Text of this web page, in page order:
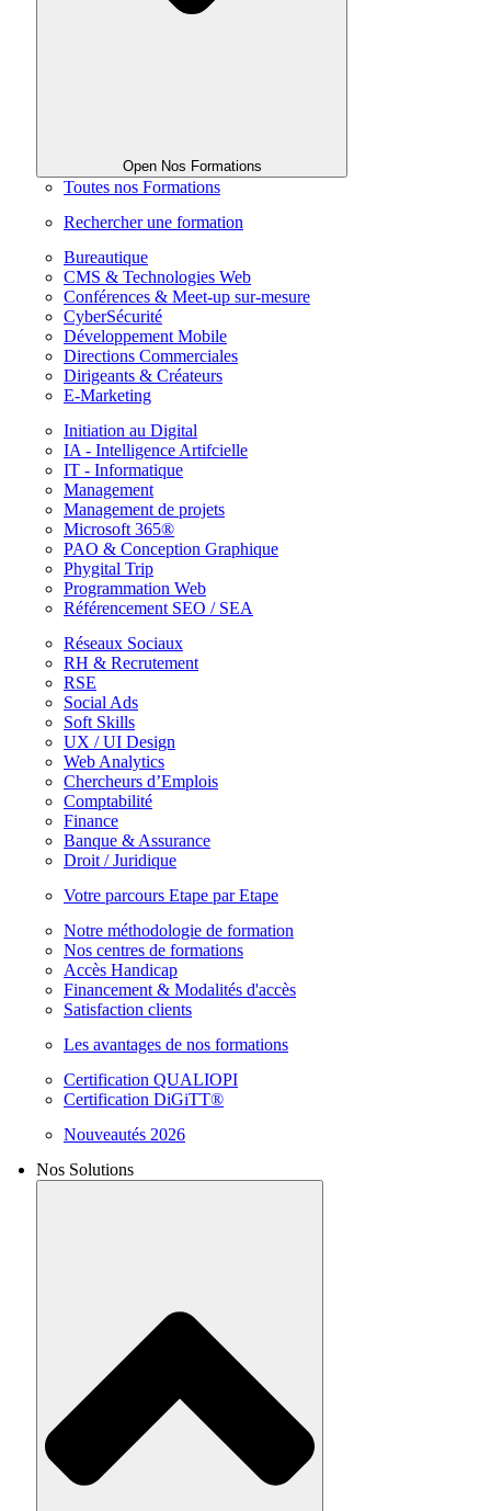
Open Nos Formations
Toutes nos Formations
Rechercher une formation
Bureautique
CMS & Technologies Web
Conférences & Meet-up sur-mesure
CyberSécurité
Développement Mobile
Directions Commerciales
Dirigeants & Créateurs
E-Marketing
Initiation au Digital
IA - Intelligence Artifcielle
IT - Informatique
Management
Management de projets
Microsoft 365®
PAO & Conception Graphique
Phygital Trip
Programmation Web
Référencement SEO / SEA
Réseaux Sociaux
RH & Recrutement
RSE
Social Ads
Soft Skills
UX / UI Design
Web Analytics
Chercheurs d’Emplois
Comptabilité
Finance
Banque & Assurance
Droit / Juridique
Votre parcours Etape par Etape
Notre méthodologie de formation
Nos centres de formations
Accès Handicap
Financement & Modalités d'accès
Satisfaction clients
Les avantages de nos formations
Certification QUALIOPI
Certification DiGiTT®
Nouveautés 2026
Nos Solutions